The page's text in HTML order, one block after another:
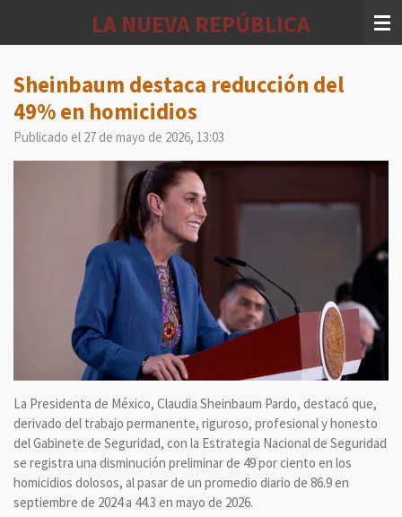
principal
LA NUEVA REPÚBLICA
Sheinbaum destaca reducción del
49% en homicidios
Publicado el 27 de mayo de 2026, 13:03
La Presidenta de México, Claudia Sheinbaum Pardo, destacó que,
derivado del trabajo permanente, riguroso, profesional y honesto
del Gabinete de Seguridad, con la Estrategia Nacional de Seguridad
se registra una disminución preliminar de 49 por ciento en los
homicidios dolosos, al pasar de un promedio diario de 86.9 en
septiembre de 2024 a 44.3 en mayo de 2026.